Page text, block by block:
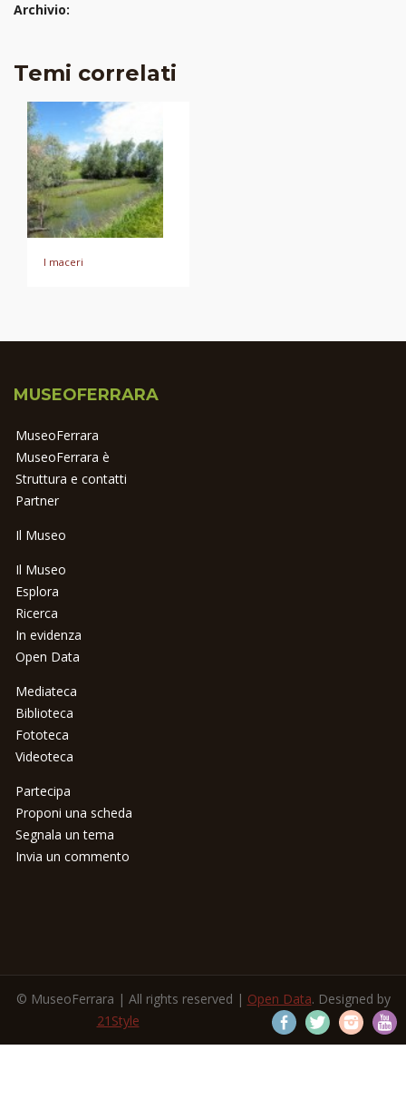
Archivio:
Temi correlati
I maceri
MUSEOFERRARA
MuseoFerrara
MuseoFerrara è
Struttura e contatti
Partner
Il Museo
Il Museo
Esplora
Ricerca
In evidenza
Open Data
Mediateca
Biblioteca
Fototeca
Videoteca
Partecipa
Proponi una scheda
Segnala un tema
Invia un commento
© MuseoFerrara | All rights reserved | Open Data. Designed by
21Style